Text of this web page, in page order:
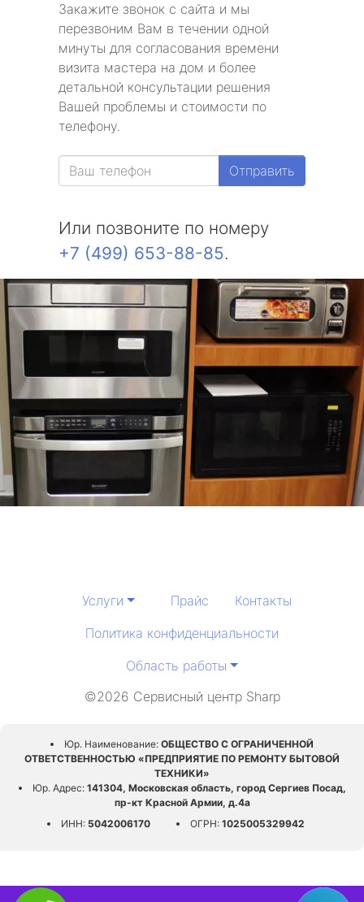
Закажите звонок с сайта и мы
перезвоним Вам в течении одной
минуты для согласования времени
визита мастера на дом и более
детальной консультации решения
Вашей проблемы и стоимости по
телефону.
Отправить
Или позвоните по номеру
+7 (499) 653-88-85.
Услуги Прайс
Контакты
Политика конфиденциальности
Область работы
©2026 Сервисный центр Sharp
Юр. Наименование: ОБЩЕСТВО С ОГРАНИЧЕННОЙ
ОТВЕТСТВЕННОСТЬЮ «ПРЕДПРИЯТИЕ ПО РЕМОНТУ БЫТОВОЙ
ТЕХНИКИ»
Юр. Адрес:141304, Московская область, город Сергиев Посад,
пр-кт Красной Армии, д.4а
ИНН:5042006170 ОГРН:1025005329942